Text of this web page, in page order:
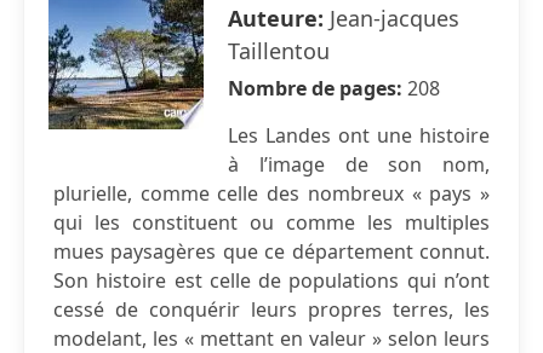
Auteure: Jean-jacques
Taillentou
Nombre de pages: 208
Les Landes ont une histoire
à l’image de son nom,
plurielle, comme celle des nombreux « pays »
qui les constituent ou comme les multiples
mues paysagères que ce département connut.
Son histoire est celle de populations qui n’ont
cessé de conquérir leurs propres terres, les
modelant, les « mettant en valeur » selon leurs